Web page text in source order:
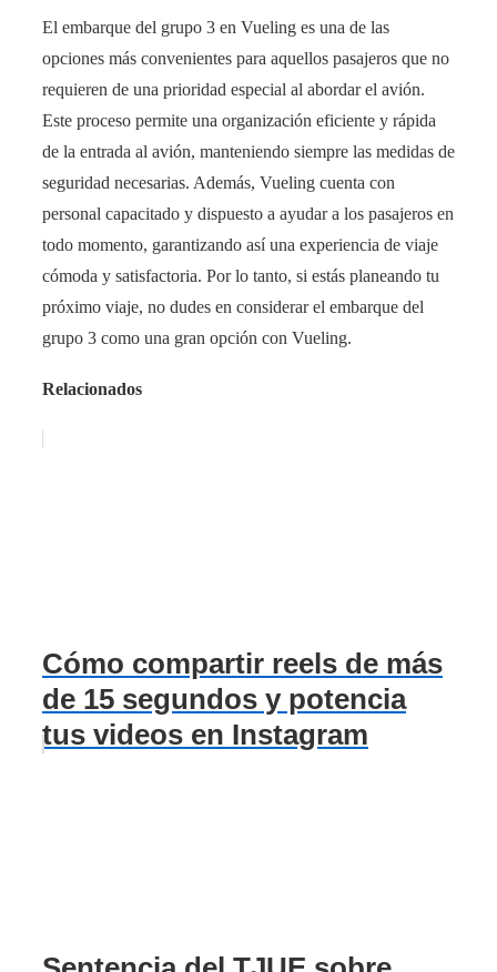
El embarque del grupo 3 en Vueling es una de las
opciones más convenientes para aquellos pasajeros que no
requieren de una prioridad especial al abordar el avión.
Este proceso permite una organización eficiente y rápida
de la entrada al avión, manteniendo siempre las medidas de
seguridad necesarias. Además, Vueling cuenta con
personal capacitado y dispuesto a ayudar a los pasajeros en
todo momento, garantizando así una experiencia de viaje
cómoda y satisfactoria. Por lo tanto, si estás planeando tu
próximo viaje, no dudes en considerar el embarque del
grupo 3 como una gran opción con Vueling.
Relacionados
Cómo compartir reels de más
de 15 segundos y potencia
tus videos en Instagram